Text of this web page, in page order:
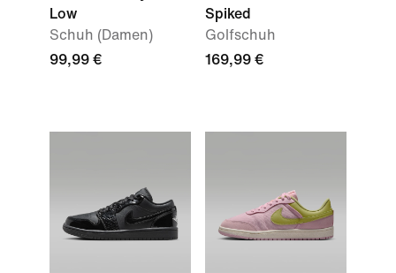
Low
Schuh (Damen)
99,99 €
Spiked
Golfschuh
169,99 €